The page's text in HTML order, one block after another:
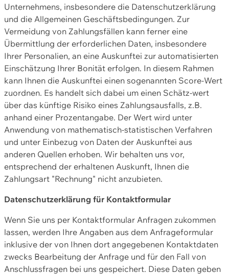
Unternehmens, insbesondere die Datenschutzerklärung
und die Allgemeinen Geschäftsbedingungen. Zur
Vermeidung von Zahlungsfällen kann ferner eine
Übermittlung der erforderlichen Daten, insbesondere
Ihrer Personalien, an eine Auskunftei zur automatisierten
Einschätzung Ihrer Bonität erfolgen. In diesem Rahmen
kann Ihnen die Auskunftei einen sogenannten Score-Wert
zuordnen. Es handelt sich dabei um einen Schätz-wert
über das künftige Risiko eines Zahlungsausfalls, z.B.
anhand einer Prozentangabe. Der Wert wird unter
Anwendung von mathematisch-statistischen Verfahren
und unter Einbezug von Daten der Auskunftei aus
anderen Quellen erhoben. Wir behalten uns vor,
entsprechend der erhaltenen Auskunft, Ihnen die
Zahlungsart "Rechnung" nicht anzubieten.
Datenschutzerklärung für Kontaktformular
Wenn Sie uns per Kontaktformular Anfragen zukommen
lassen, werden Ihre Angaben aus dem Anfrageformular
inklusive der von Ihnen dort angegebenen Kontaktdaten
zwecks Bearbeitung der Anfrage und für den Fall von
Anschlussfragen bei uns gespeichert. Diese Daten geben